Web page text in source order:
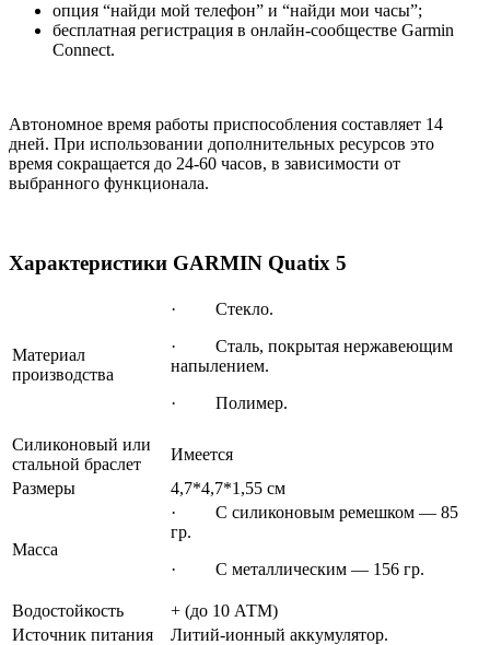
опция “найди мой телефон” и “найди мои часы”;
бесплатная регистрация в онлайн-сообществе Garmin
Connect.
Автономное время работы приспособления составляет 14
дней. При использовании дополнительных ресурсов это
время сокращается до 24-60 часов, в зависимости от
выбранного функционала.
Характеристики GARMIN Quatix 5
Материал
производства
· Стекло.
· Сталь, покрытая нержавеющим
напылением.
· Полимер.
Силиконовый или
стальной браслет
Имеется
Размеры
4,7*4,7*1,55 см
Масса
· С силиконовым ремешком — 85
гр.
· С металлическим — 156 гр.
Водостойкость
+ (до 10 АТМ)
Источник питания
Литий-ионный аккумулятор.